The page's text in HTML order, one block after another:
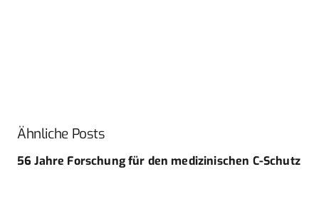
Ähnliche Posts
56 Jahre Forschung für den medizinischen C-Schutz